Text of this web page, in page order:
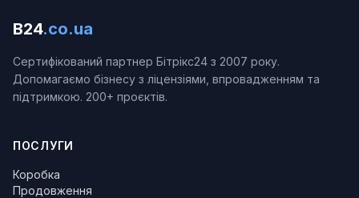
B24.co.ua
Сертифікований партнер Бітрікс24 з 2007 року.
Допомагаємо бізнесу з ліцензіями, впровадженням та
підтримкою. 200+ проєктів.
ПОСЛУГИ
Коробка
Продовження